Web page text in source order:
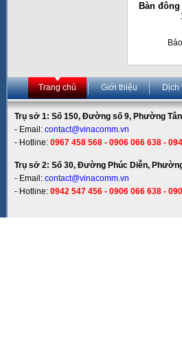
Bàn
Trang chủ Giới thiệu Dịch
Trụ sở 1: Số 150, Đường số 9, Phường Tân
- Email: contact@vinacomm.vn
- Hotline: 0967 458 568 - 0906 066 638 -
Trụ sở 2: Số 30, Đường Phúc Diễn,
- Email: contact@vinacomm.vn
- Hotline: 0942 547 456 - 0906 066 638 -